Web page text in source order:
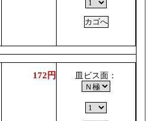
172円 皿ビス面：